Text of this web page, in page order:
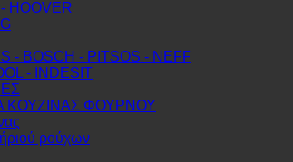
HOOVER
- BOSCH - PITSOS - NEFF
- INDESIT
ΚΟΥΖΙΝΑΣ ΦΟΥΡΝΟΥ
ρούχων